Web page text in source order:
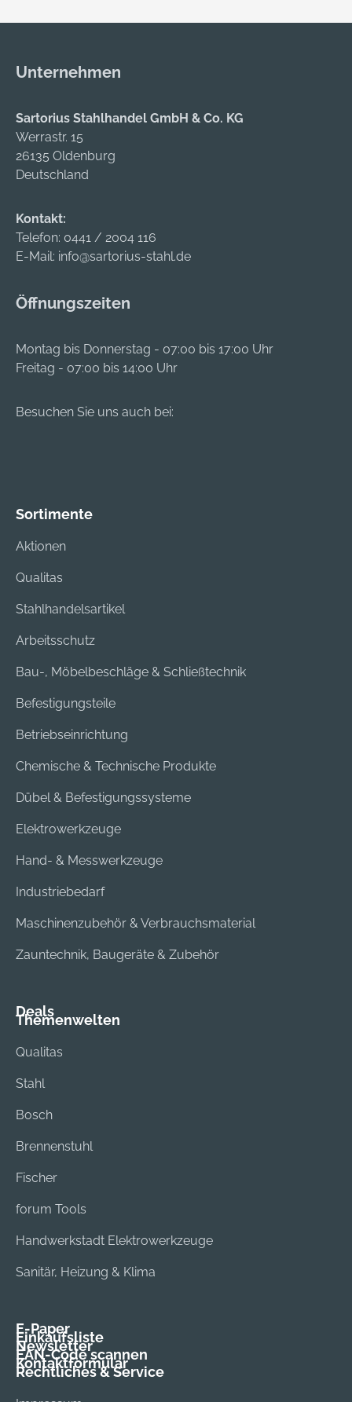
Unternehmen
Sartorius Stahlhandel GmbH & Co. KG
Werrastr. 15
26135 Oldenburg
Deutschland
Kontakt:
Telefon: 0441 / 2004 116
E-Mail: info@sartorius-stahl.de
Öffnungszeiten
Montag bis Donnerstag - 07:00 bis 17:00 Uhr
Freitag - 07:00 bis 14:00 Uhr
Besuchen Sie uns auch bei:
Sortimente
Aktionen
Qualitas
Stahlhandelsartikel
Arbeitsschutz
Bau-, Möbelbeschläge & Schließtechnik
Befestigungsteile
Betriebseinrichtung
Chemische & Technische Produkte
Dübel & Befestigungssysteme
Elektrowerkzeuge
Hand- & Messwerkzeuge
Industriebedarf
Maschinenzubehör & Verbrauchsmaterial
Zauntechnik, Baugeräte & Zubehör
Deals
Themenwelten
Qualitas
Stahl
Bosch
Brennenstuhl
Fischer
forum Tools
Handwerkstadt Elektrowerkzeuge
Sanitär, Heizung & Klima
E-Paper
Einkaufsliste
Newsletter
EAN-Code scannen
Kontaktformular
Rechtliches & Service